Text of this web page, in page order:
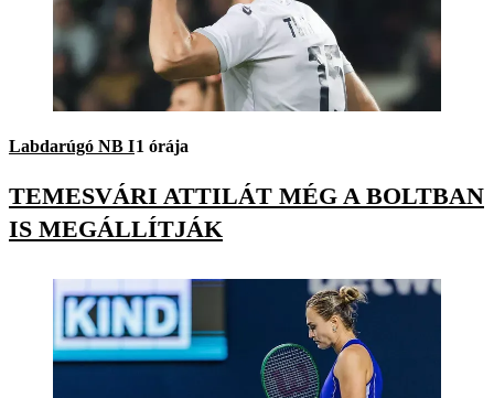
Labdarúgó NB I1 órája
TEMESVÁRI ATTILÁT MÉG A BOLTBAN
IS MEGÁLLÍTJÁK